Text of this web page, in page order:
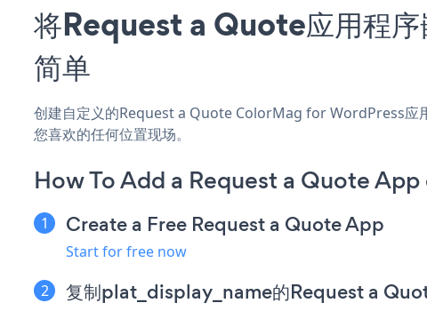
将Request a Quote应用程
简单
创建自定义的Request a Quote ColorMag for WordPress应
您喜欢的任何位置现场。
How To Add a Request a Quote
Create a Free Request a Quote App
Start for free now
复制plat_display_name的Request a